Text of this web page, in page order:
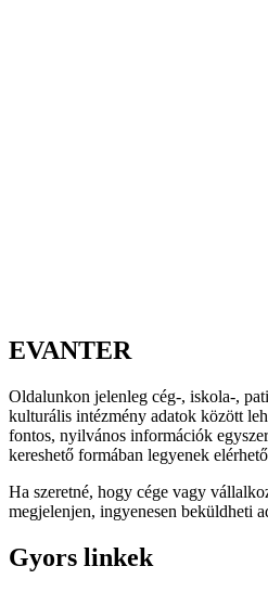
EVANTER
Oldalunkon jelenleg cég-, iskola-,
kulturális intézmény adatok között
fontos, nyilvános információk
kereshető formában legyenek
Ha szeretné, hogy cége vagy
megjelenjen, ingyenesen beküldheti
Gyors linkek